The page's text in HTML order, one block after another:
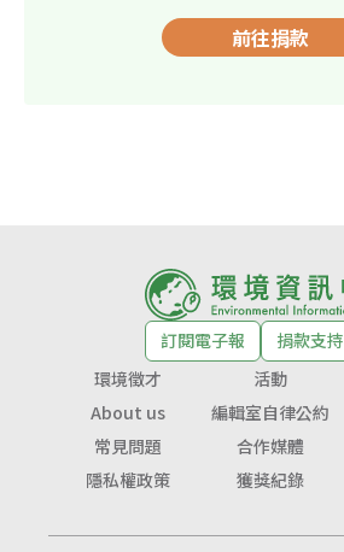
前往捐款
訂閱電子報
捐款支持
環境徵才
活動
About us
編輯室自律公約
常見問題
合作媒體
隱私權政策
獲獎紀錄